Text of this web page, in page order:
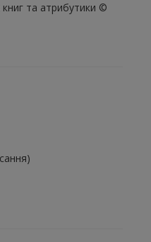
книг та атрибутики ©